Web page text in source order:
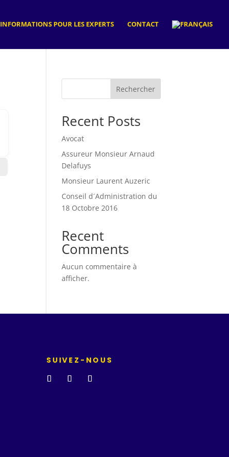
INFORMATIONS POUR LES EXPERTS CONTACT
Rechercher
Recent Posts
Avocat
Assureur Monsieur Arnaud
Delafuys
Monsieur Laurent Auzeric
Conseil d´Administration du
18 Octobre 2016
Recent
Comments
Aucun commentaire à
afficher.
SUIVEZ-NOUS